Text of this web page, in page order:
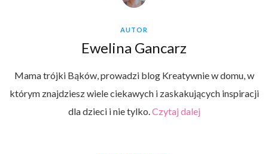
AUTOR
Ewelina Gancarz
Mama trójki Bąków, prowadzi blog Kreatywnie w domu, w
którym znajdziesz wiele ciekawych i zaskakujących inspiracji
dla dzieci i nie tylko. Czytaj dalej